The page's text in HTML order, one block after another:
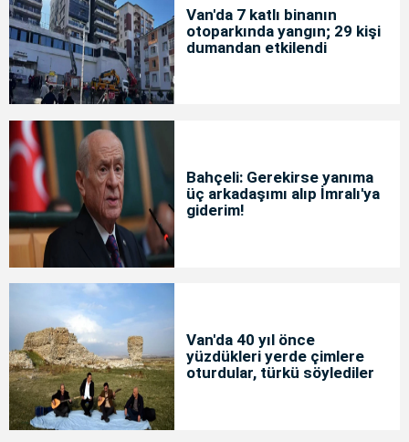
Van'da 7 katlı binanın
otoparkında yangın; 29 kişi
dumandan etkilendi
Bahçeli: Gerekirse yanıma
üç arkadaşımı alıp İmralı'ya
giderim!
Van'da 40 yıl önce
yüzdükleri yerde çimlere
oturdular, türkü söylediler